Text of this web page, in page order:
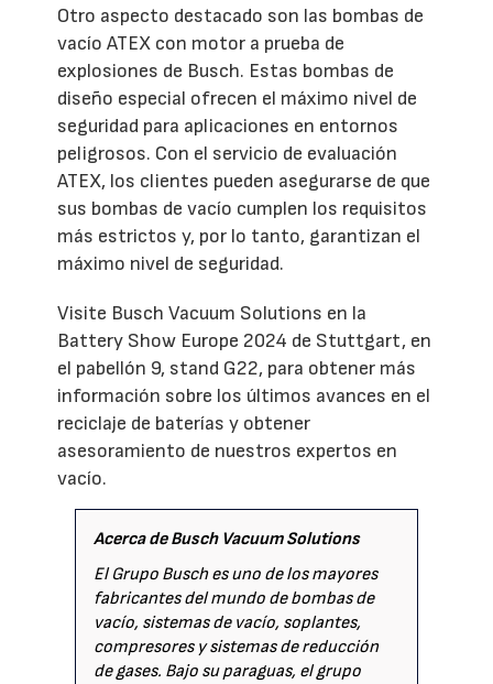
Otro aspecto destacado son las bombas de
vacío ATEX con motor a prueba de
explosiones de Busch. Estas bombas de
diseño especial ofrecen el máximo nivel de
seguridad para aplicaciones en entornos
peligrosos. Con el servicio de evaluación
ATEX, los clientes pueden asegurarse de que
sus bombas de vacío cumplen los requisitos
más estrictos y, por lo tanto, garantizan el
máximo nivel de seguridad.
Visite Busch Vacuum Solutions en la
Battery Show Europe 2024 de Stuttgart, en
el pabellón 9, stand G22, para obtener más
información sobre los últimos avances en el
reciclaje de baterías y obtener
asesoramiento de nuestros expertos en
vacío.
Acerca de Busch Vacuum Solutions
El Grupo Busch es uno de los mayores
fabricantes del mundo de bombas de
vacío, sistemas de vacío, soplantes,
compresores y sistemas de reducción
de gases. Bajo su paraguas, el grupo